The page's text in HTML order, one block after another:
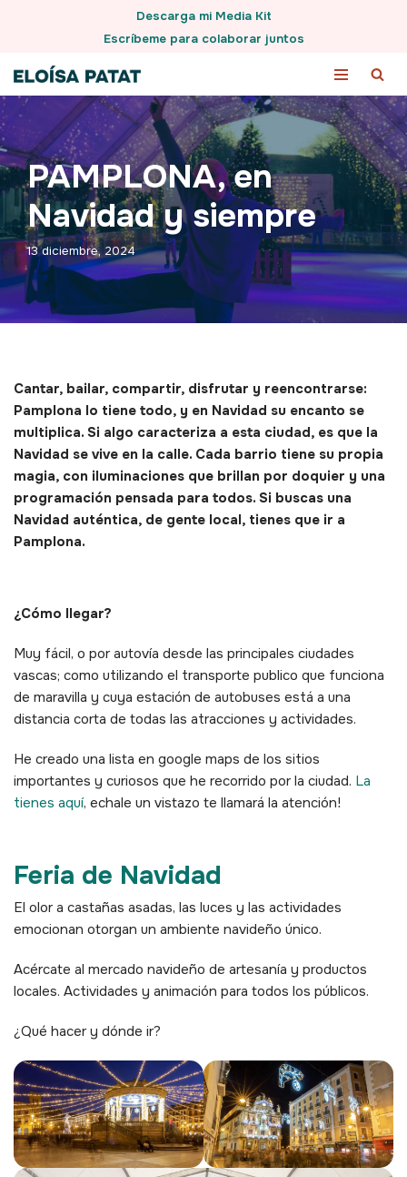
al
contenido
Descarga mi Media Kit
Escríbeme para colaborar juntos
PAMPLONA, en
Navidad y siempre
13 diciembre, 2024
Cantar, bailar, compartir, disfrutar y reencontrarse:
Pamplona lo tiene todo, y en Navidad su encanto se
multiplica. Si algo caracteriza a esta ciudad, es que la
Navidad se vive en la calle. Cada barrio tiene su propia
magia, con iluminaciones que brillan por doquier y una
programación pensada para todos. Si buscas una
Navidad auténtica, de gente local, tienes que ir a
Pamplona.
¿Cómo llegar?
Muy fácil, o por autovía desde las principales ciudades
vascas; como utilizando el transporte publico que funciona
de maravilla y cuya estación de autobuses está a una
distancia corta de todas las atracciones y actividades.
He creado una lista en google maps de los sitios
importantes y curiosos que he recorrido por la ciudad. La
tienes aquí, echale un vistazo te llamará la atención!
Feria de Navidad
El olor a castañas asadas, las luces y las actividades
emocionan otorgan un ambiente navideño único.
Acércate al mercado navideño de artesanía y productos
locales. Actividades y animación para todos los públicos.
¿Qué hacer y dónde ir?